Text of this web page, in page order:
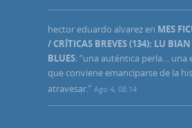
hector eduardo alvarez en MES
/ CRÍTICAS BREVES (134): LU
BLUES: “una auténtica perla… una
que conviene emanciparse de la
atravesar.” Ago 4, 08:14